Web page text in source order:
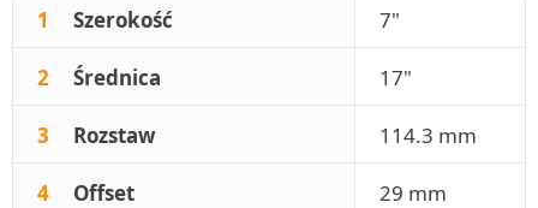
1 Szerokość 7"
2 Średnica 17"
3 Rozstaw 114.3 mm
4 Offset 29 mm